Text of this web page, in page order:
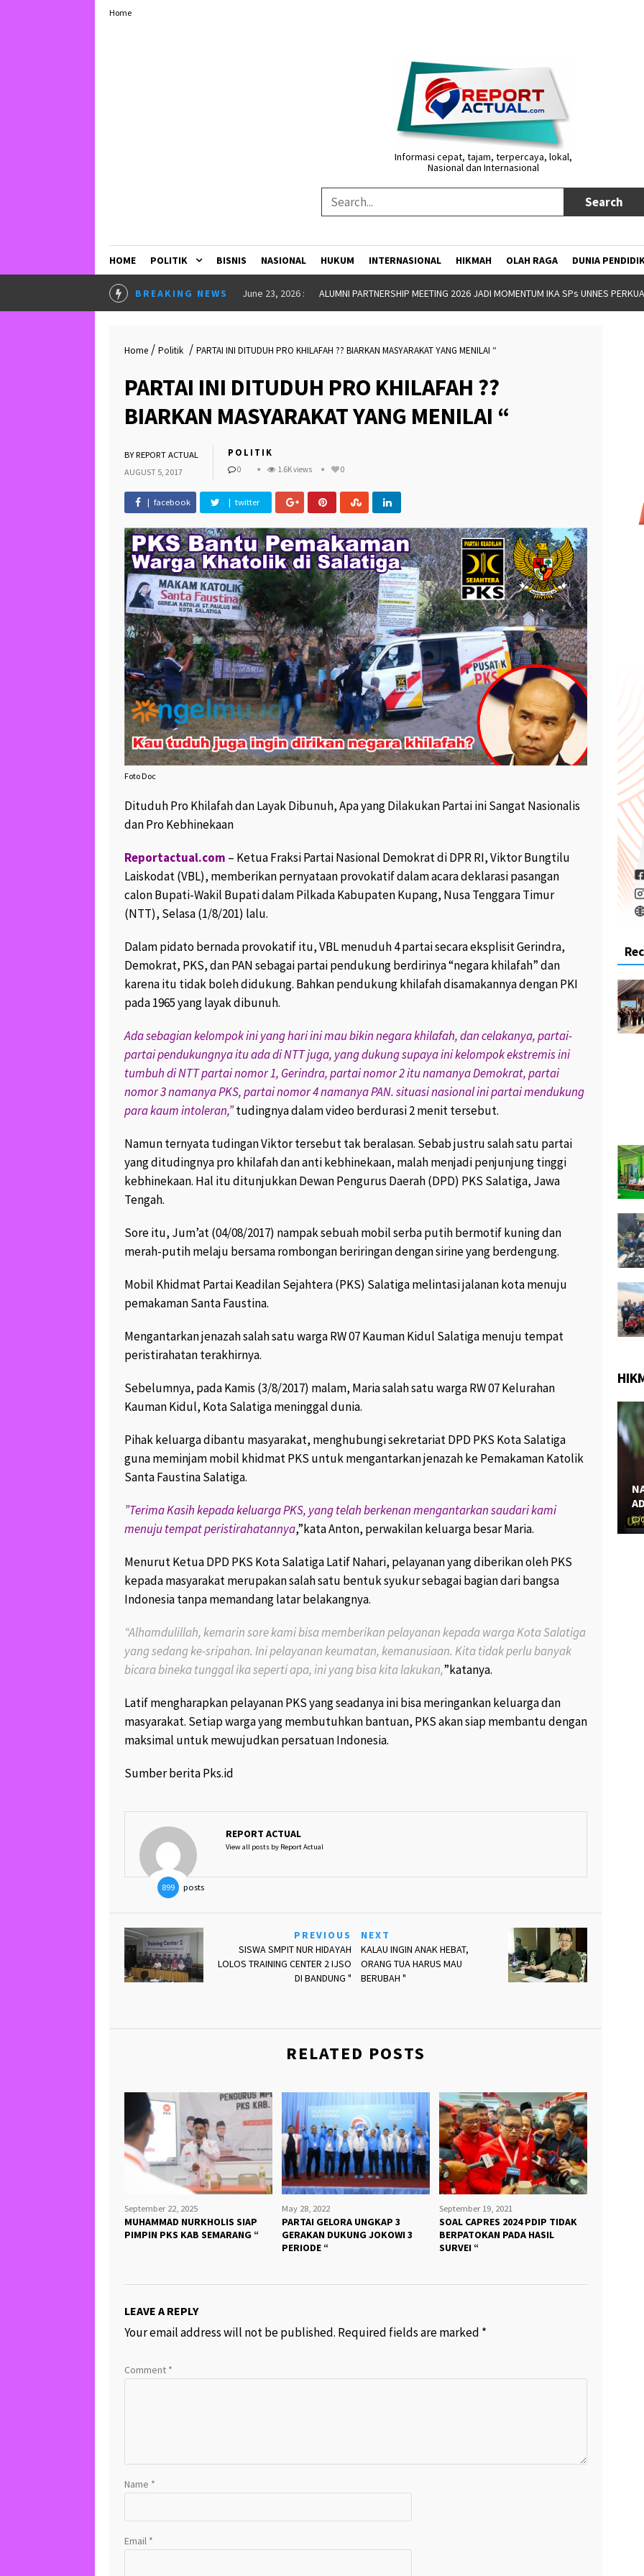
Home
Informasi cepat, tajam, terpercaya, lokal,
Nasional dan Internasional
HOME POLITIK BISNIS NASIONAL HUKUM INTERNASIONAL HIKMAH OLAH RAGA DUNIA
BREAKING NEWS May 25, 2026 : UNW GANDENG YAYASAN JATENG MAJENG SARENG GELAR BOOTCAMP
Home / Politik / PARTAI INI DITUDUH PRO KHILAFAH ?? BIARKAN MASYARAKAT YANG MENILAI “
PARTAI INI DITUDUH PRO KHILAFAH ??
BIARKAN MASYARAKAT YANG MENILAI “
BYREPORT ACTUAL
AUGUST 5, 2017
POLITIK
0 1.6K views 0
| facebook | twitter
Foto Doc
Dituduh Pro Khilafah dan Layak Dibunuh, Apa yang Dilakukan Partai ini Sangat Nasionalis
dan Pro Kebhinekaan
Reportactual.com – Ketua Fraksi Partai Nasional Demokrat di DPR RI, Viktor Bungtilu
Laiskodat (VBL), memberikan pernyataan provokatif dalam acara deklarasi pasangan
calon Bupati-Wakil Bupati dalam Pilkada Kabupaten Kupang, Nusa Tenggara Timur
(NTT), Selasa (1/8/201) lalu.
Dalam pidato bernada provokatif itu, VBL menuduh 4 partai secara eksplisit Gerindra,
Demokrat, PKS, dan PAN sebagai partai pendukung berdirinya “negara khilafah” dan
karena itu tidak boleh didukung. Bahkan pendukung khilafah disamakannya dengan PKI
pada 1965 yang layak dibunuh.
Ada sebagian kelompok ini yang hari ini mau bikin negara khilafah, dan celakanya, partai-
partai pendukungnya itu ada di NTT juga, yang dukung supaya ini kelompok ekstremis ini
tumbuh di NTT partai nomor 1, Gerindra, partai nomor 2 itu namanya Demokrat, partai
nomor 3 namanya PKS, partai nomor 4 namanya PAN. situasi nasional ini partai mendukung
para kaum intoleran,”tudingnya dalam video berdurasi 2 menit tersebut.
Namun ternyata tudingan Viktor tersebut tak beralasan. Sebab justru salah satu partai
yang ditudingnya pro khilafah dan anti kebhinekaan, malah menjadi penjunjung tinggi
kebhinekaan. Hal itu ditunjukkan Dewan Pengurus Daerah (DPD) PKS Salatiga, Jawa
Tengah.
Sore itu, Jum’at (04/08/2017) nampak sebuah mobil serba putih bermotif kuning dan
merah-putih melaju bersama rombongan beriringan dengan sirine yang berdengung.
Mobil Khidmat Partai Keadilan Sejahtera (PKS) Salatiga melintasi jalanan kota menuju
pemakaman Santa Faustina.
Mengantarkan jenazah salah satu warga RW 07 Kauman Kidul Salatiga menuju tempat
peristirahatan terakhirnya.
Sebelumnya, pada Kamis (3/8/2017) malam, Maria salah satu warga RW 07 Kelurahan
Kauman Kidul, Kota Salatiga meninggal dunia.
Pihak keluarga dibantu masyarakat, menghubungi sekretariat DPD PKS Kota Salatiga
guna meminjam mobil khidmat PKS untuk mengantarkan jenazah ke Pemakaman Katolik
Santa Faustina Salatiga.
”Terima Kasih kepada keluarga PKS, yang telah berkenan mengantarkan saudari kami
menuju tempat peristirahatannya,”kata Anton, perwakilan keluarga besar Maria.
Menurut Ketua DPD PKS Kota Salatiga Latif Nahari, pelayanan yang diberikan oleh PKS
kepada masyarakat merupakan salah satu bentuk syukur sebagai bagian dari bangsa
Indonesia tanpa memandang latar belakangnya.
“Alhamdulillah, kemarin sore kami bisa memberikan pelayanan kepada warga Kota Salatiga
yang sedang ke-sripahan. Ini pelayanan keumatan, kemanusiaan. Kita tidak perlu banyak
bicara bineka tunggal ika seperti apa, ini yang bisa kita lakukan,”katanya.
Latif mengharapkan pelayanan PKS yang seadanya ini bisa meringankan keluarga dan
masyarakat. Setiap warga yang membutuhkan bantuan, PKS akan siap membantu dengan
maksimal untuk mewujudkan persatuan Indonesia.
Sumber berita Pks.id
899 posts
REPORT ACTUAL
View all posts by Report Actual
PREVIOUS
SISWA SMPIT NUR HIDAYAH
LOLOS TRAINING CENTER 2 IJSO
DI BANDUNG "
NEXT
KALAU INGIN ANAK HEBAT,
ORANG TUA HARUS MAU
BERUBAH "
RELATED POSTS
September 22, 2025
MUHAMMAD NURKHOLIS SIAP
PIMPIN PKS KAB SEMARANG “
May 28, 2022
PARTAI GELORA UNGKAP 3
GERAKAN DUKUNG JOKOWI 3
PERIODE “
September 19, 2021
SOAL CAPRES 2024 PDIP TIDAK
BERPATOKAN PADA HASIL
SURVEI “
LEAVE A REPLY
Your email address will not be published. Required fields are marked *
Comment *
Name *
Email *
HAYYIN, LAYYIN, QARIBIN,
SAHLIN, 4 GOLONGAN YANG
October 25, 2017
39.9K views
3
KREATIF..PAK RT JADIKAN
LIMBAH BAN BEKAS MENJADI
SOFA YANG CANTIK “
KERAJINAN KREATIF SOFA
BAKPAO UNGARAN SEMAKIN
BANJIR ORDER.. MANTAPS “
SOFA BAKPAO JOKO PRASETYO
WARGA GENUK UNGARAN
SEMAKIN DIGEMARI KONSUMEN
September 30, 2017
9.1K views
1
LUCU DAN UNIKNYA GAMBAR
DUA KERA EKOR PANJANG YANG
SEDANG BERCENGKERAMA “
KUMPUL BARENG DI UNGARAN,
November 8, 2017
1.9K views
2
PESANTREN KOTA PRO
PROFESIONAL “
February 21, 2017
SUWARDI WARGA JATIJAJAR
MENANGKAN HADIAH UTAMA
SATU UNIT HONDA BEAT POP
DARI SEMEN BIMA “
ALUMNI SD SIDOMULYO I
UNGARAN 1987 GELAR REUNI
June 28, 2017 238 views
MULAI TARIF MURAH 25.000,
HINGGA PSK BERJILBAB “